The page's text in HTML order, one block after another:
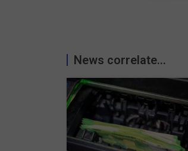
News correlate...